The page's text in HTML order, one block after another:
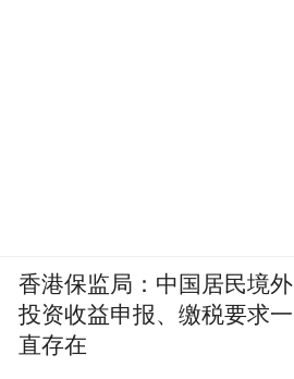
香港保监局：中国居民境外
投资收益申报、缴税要求一
直存在